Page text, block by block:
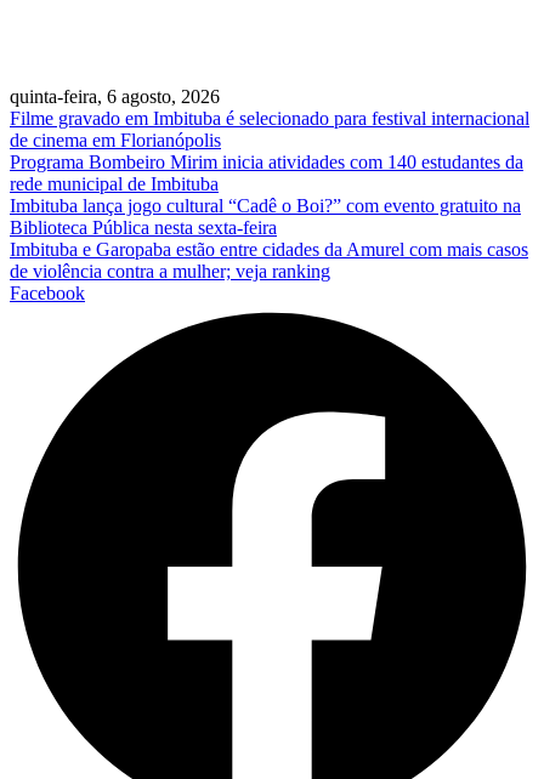
quinta-feira, 6 agosto, 2026
Filme gravado em Imbituba é selecionado para festival internacional
de cinema em Florianópolis
Programa Bombeiro Mirim inicia atividades com 140 estudantes da
rede municipal de Imbituba
Imbituba lança jogo cultural “Cadê o Boi?” com evento gratuito na
Biblioteca Pública nesta sexta-feira
Imbituba e Garopaba estão entre cidades da Amurel com mais casos
de violência contra a mulher; veja ranking
Facebook